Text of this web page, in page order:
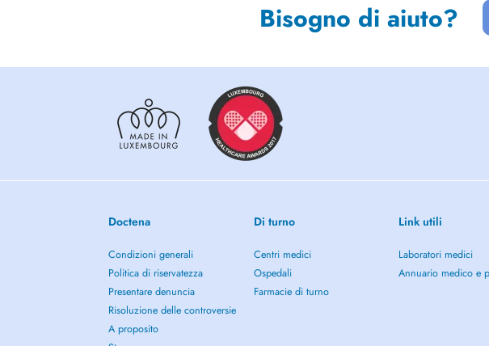
Bisogno di aiuto?
Doctena
Condizioni generali
Politica di riservatezza
Presentare denuncia
Risoluzione delle controversie
A proposito
Di turno
Centri medici
Ospedali
Farmacie di turno
Link utili
Laboratori medici
Annuario medico e